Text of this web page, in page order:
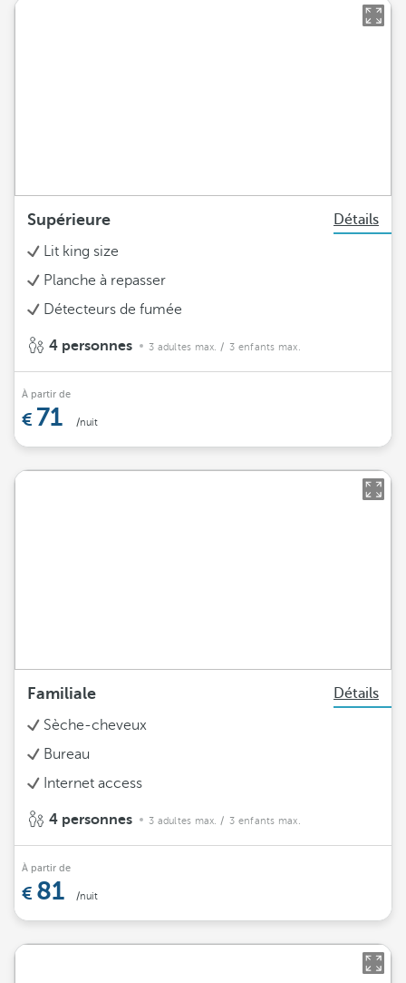
Supérieure
Détails
Lit king size
Planche à repasser
Détecteurs de fumée
4 personnes 3 adultes max. / 3 enfants max.
À partir de
71 /nuit
Familiale
Détails
Sèche-cheveux
Bureau
Internet access
4 personnes 3 adultes max. / 3 enfants max.
À partir de
81 /nuit